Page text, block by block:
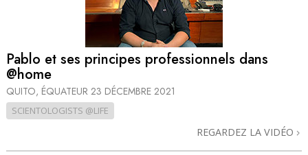
Pablo et ses principes professionnels dans
@home
QUITO, ÉQUATEUR 23 DÉCEMBRE 2021
SCIENTOLOGISTS @LIFE
REGARDEZ LA VIDÉO